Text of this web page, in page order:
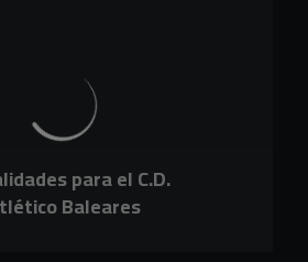
para el C.D.
Baleares